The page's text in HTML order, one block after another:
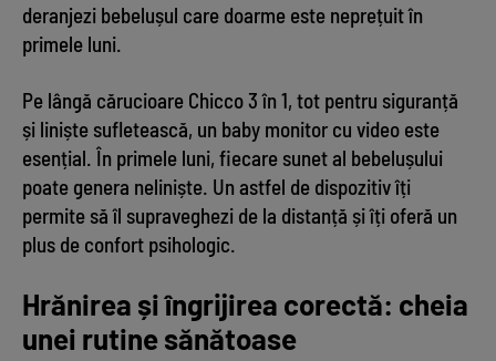
deranjezi bebelușul care doarme este neprețuit în
primele luni.
Pe lângă cărucioare Chicco 3 în 1, tot pentru siguranță
și liniște sufletească, un baby monitor cu video este
esențial. În primele luni, fiecare sunet al bebelușului
poate genera neliniște. Un astfel de dispozitiv îți
permite să îl supraveghezi de la distanță și îți oferă un
plus de confort psihologic.
Hrănirea și îngrijirea corectă: cheia
unei rutine sănătoase